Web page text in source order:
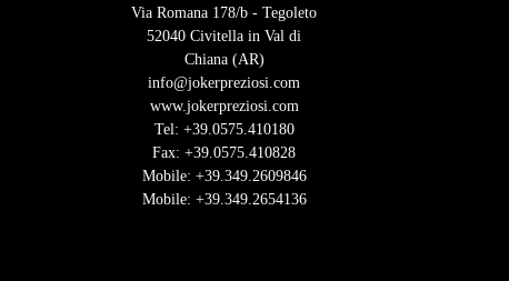
Via Romana 178/b - Tegoleto
52040 Civitella in Val di
Chiana (AR)
info@jokerpreziosi.com
www.jokerpreziosi.com
Tel: +39.0575.410180
Fax: +39.0575.410828
Mobile: +39.349.2609846
Mobile: +39.349.2654136